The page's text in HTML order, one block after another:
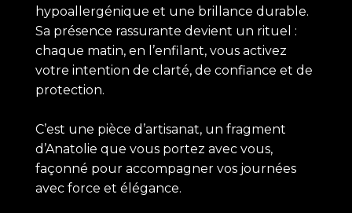
hypoallergénique et une brillance durable.
Sa présence rassurante devient un rituel :
chaque matin, en l’enfilant, vous activez
votre intention de clarté, de confiance et de
protection.
C’est une pièce d’artisanat, un fragment
d’Anatolie que vous portez avec vous,
façonné pour accompagner vos journées
avec force et élégance.